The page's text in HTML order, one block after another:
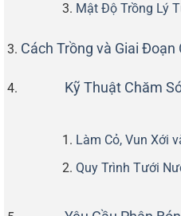
Mật Độ Trồng Lý
Cách Trồng và Giai
Kỹ Thuật Chăm
Làm Cỏ, Vun Xới
Quy Trình Tưới